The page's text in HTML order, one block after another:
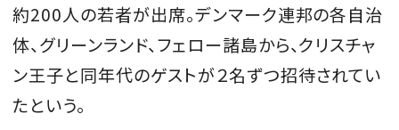
約200人の若者が出席。デンマーク連邦の各自治
体、グリーンランド、フェロー諸島から、クリスチャ
ン王子と同年代のゲストが２名ずつ招待されてい
たという。